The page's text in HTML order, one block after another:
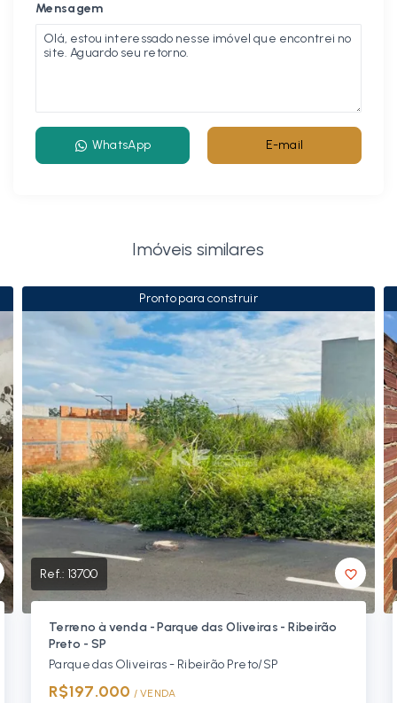
Mensagem
WhatsApp E-mail
Imóveis similares
Pronto para construir
Ref.: 13700
Terreno à venda - Parque das Oliveiras - Ribeirão
Preto - SP
Parque das Oliveiras - Ribeirão Preto/SP
R$197.000 / VENDA